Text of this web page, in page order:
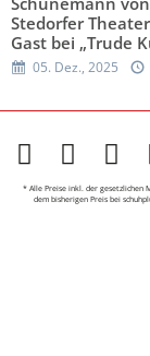
Stedorfer
Gast bei „Trude
05. Dez., 2025
* Alle Preise inkl. der gesetzlichen
dem bisherigen Preis bei